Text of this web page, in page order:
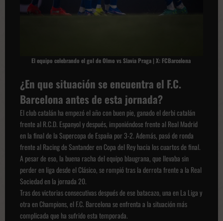
El equipo celebrando el gol de Olmo vs Slavia Praga | X: FCBarcelona
¿En que situación se encuentra el F.C.
Barcelona antes de esta jornada?
El club catalán ha empezó el año con buen pie, ganado el derbi catalán
frente al R.C.D. Espanyol y después, imponiéndose frente al Real Madrid
en la final de la Supercopa de España por 3-2. Además, pasó de ronda
frente al Racing de Santander en Copa del Rey hacia los cuartos de final.
A pesar de eso, la buena racha del equipo blaugrana, que llevaba sin
perder en liga desde el Clásico, se rompió tras la derrota frente a la Real
Sociedad en la jornada 20.
Tras dos victorias consecutivas después de ese batacazo, una en La Liga y
otra en Champions, el F.C. Barcelona se enfrenta a la situación más
complicada que ha sufrido esta temporada.